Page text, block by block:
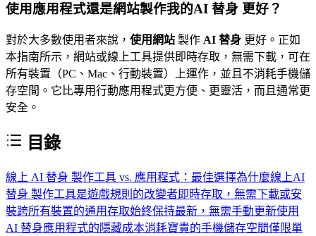
使用應用程式還是網站製作我的AI 替身 更好？
對於大多數使用者來說， 使用網站 製作 AI 替身 更好。正如
本指南所示，網站或線上工具提供即時存取，無需下載，可在
所有裝置（PC、Mac、行動裝置）上運作，並且不消耗手機儲
存空間。它比專用行動應用程式更方便、更靈活，而且通常更
安全。
目錄
線上 AI 替身 製作工具 vs. 應用程式：最佳選擇為什麼線上AI
替身 製作工具是遊戲規則的改變者即時存取，無需下載或安
裝跨所有裝置的通用存取始終保持最新，無需手動更新使用
AI 替身應用程式的隱藏成本消耗寶貴的手機儲存空間僅限單